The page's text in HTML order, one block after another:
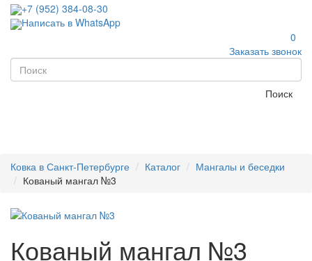
+7 (952) 384-08-30
Написать в WhatsApp
0
Заказать звонок
Поиск
Ковка в Санкт-Петербурге Каталог
Мангалы и беседки
Кованый мангал №3
Кованый мангал №3